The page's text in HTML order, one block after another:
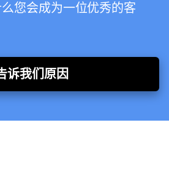
您会成为一位优秀的客
诉我们原因